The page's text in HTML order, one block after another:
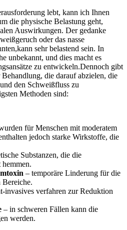
lebt, kann ‌ich Ihnen
die physische Belastung geht,
Auswirkungen. Der gedanke
oder das nasse
sehr belastend sein. In
unbekannt, ⁢und dies macht es
zu entwickeln.Dennoch gibt
die darauf abzielen, die‌
den Schweißfluss⁣ zu
Methoden sind:
für Menschen mit moderatem⁤
jedoch ⁢starke Wirkstoffe, die
Substanzen, die die
– temporäre Linderung für die
Bereiche.
invasives verfahren zur Reduktion
– in schweren ⁢Fällen kann⁢ die
werden.